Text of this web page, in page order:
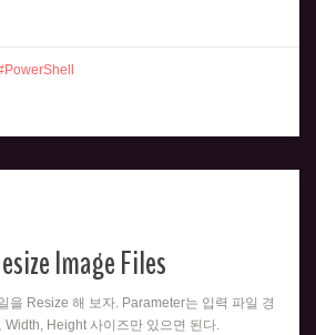
PowerShell
Image Files
을 Resize 해 보자. Parameter는 입력 파일 경
Width, Height 사이즈만 있으면 된다.